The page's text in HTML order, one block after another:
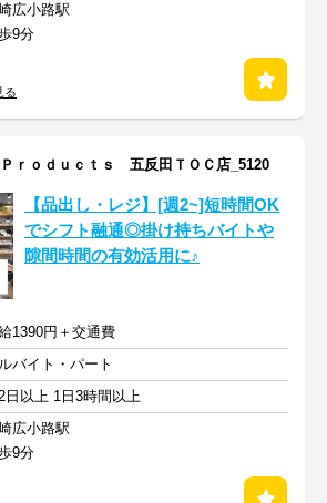
広小路駅
9分
る
ｒｏｄｕｃｔｓ 五反田ＴＯＣ店_5120
【品出し・レジ】[週2~]短時間OK
でシフト融通◎掛け持ちバイトや
隙間時間の有効活用に♪
1390円＋交通費
バイト・パート
日以上 1日3時間以上
広小路駅
9分